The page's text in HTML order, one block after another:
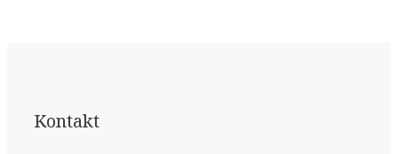
Kontakt